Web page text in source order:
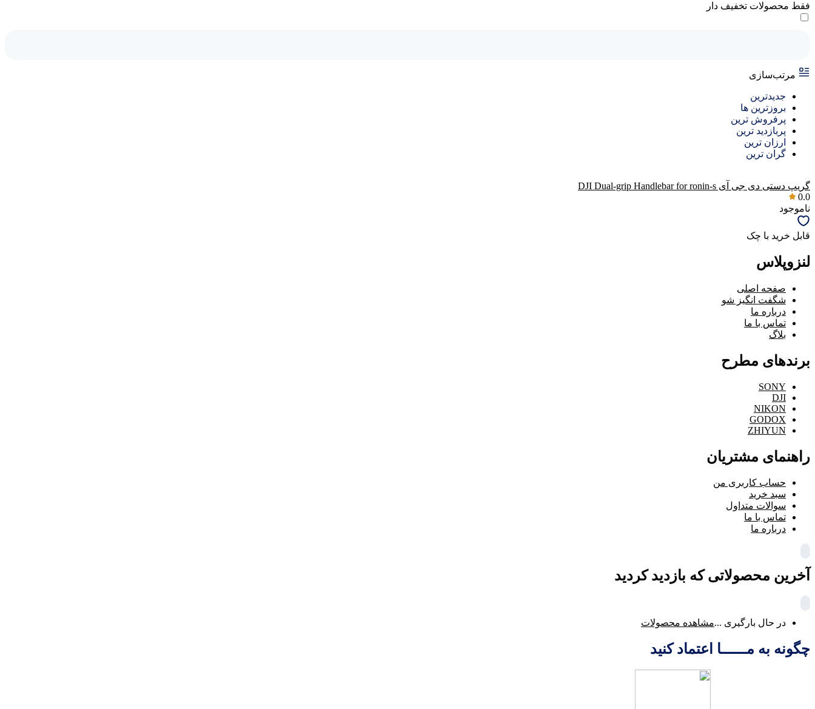
فقط محصولات تخفیف دار
مرتب‌سازی
جدیدترین
بروزترین ها
پرفروش ترین
پربازدید ترین
ارزان ترین
گران ترین
گریپ دستی دی جی آی DJI Dual-grip Handlebar for ronin-s
0.0
ناموجود
قابل خرید با چک
لنزوپلاس
صفحه اصلی
شگفت انگیز شو
درباره ما
تماس با ما
بلاگ
برندهای مطرح
SONY
DJI
NIKON
GODOX
ZHIYUN
راهنمای مشتریان
حساب کاربری من
سبد خرید
سوالات متداول
تماس با ما
درباره ما
آخرین محصولاتی که بازدید کردید
در حال بارگیری ...مشاهده محصولات
چگونه به مــــــا اعتماد کنید